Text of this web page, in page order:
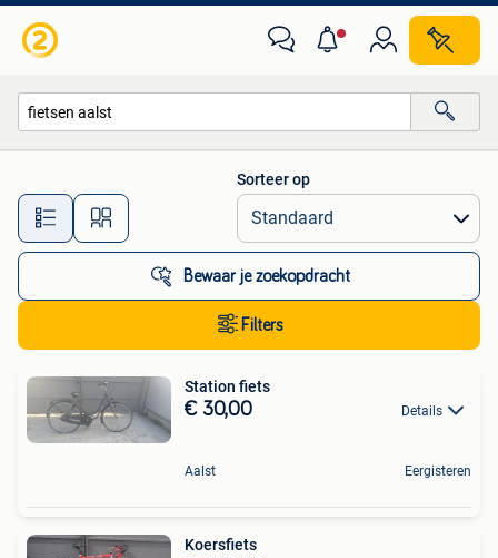
Alle afstanden…
Sorteer op
Bewaar je zoekopdracht
Filters
Station fiets
€ 30,00 Details
Aalst Eergisteren
Koersfiets